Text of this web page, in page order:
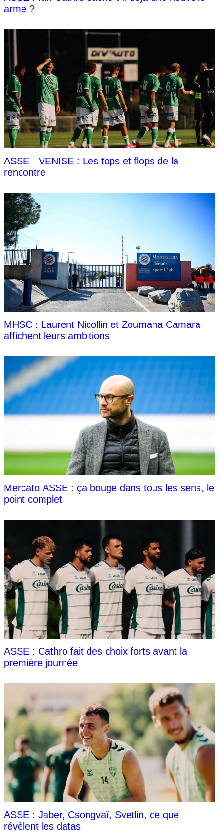
arme ?
ASSE - VENISE : Les tops et flops de la
rencontre
MHSC : Laurent Nicollin et Zoumana Camara
affichent leurs ambitions
Mercato ASSE : ça bouge dans tous les sens, le
point complet
ASSE : Cathro fait des choix forts avant la
première journée
ASSE : Jaber, Csongvaï, Svetlin, ce que
révèlent les datas